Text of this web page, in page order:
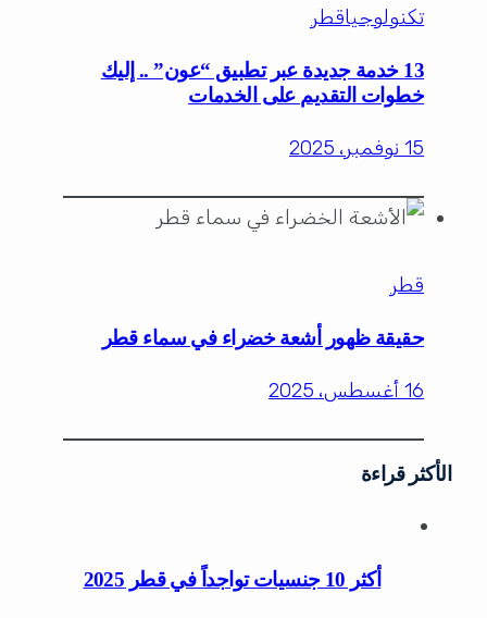
تكنولوجياقطر
13 خدمة جديدة عبر تطبيق “عون” .. إليك
خطوات التقديم على الخدمات
15 نوفمبر، 2025
قطر
حقيقة ظهور أشعة خضراء في سماء قطر
16 أغسطس، 2025
الأكثر قراءة
أكثر 10 جنسيات تواجداً في قطر 2025